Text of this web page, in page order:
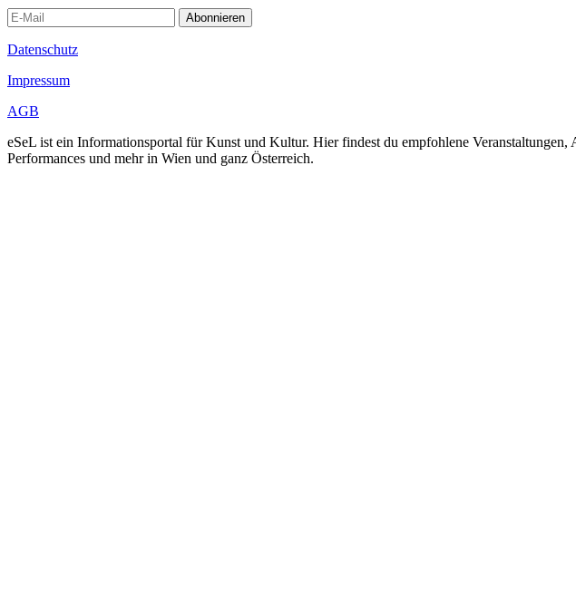
Abonnieren
Datenschutz
Impressum
AGB
eSeL ist ein Informationsportal für Kunst und Kultur. Hier findest du empfohlene Veranstaltungen,
Performances und mehr in Wien und ganz Österreich.